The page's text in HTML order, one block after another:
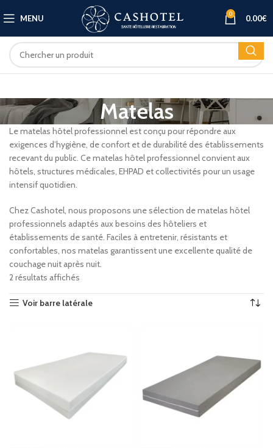
MENU 0 0.00€
Matelas
Le matelas hôtel professionnel est conçu pour répondre aux
exigences d’hygiène, de confort et de durabilité des établissements
recevant du public. Ce matelas hôtel professionnel convient aux
hôtels, structures médicales, EHPAD et collectivités pour un usage
intensif quotidien.
Chez Cashotel, nous proposons une sélection de matelas hôtel
professionnels adaptés aux besoins des hôteliers et
établissements de santé. Faciles à entretenir, résistants et
confortables, nos matelas garantissent une excellente qualité de
couchage nuit après nuit.
2 résultats affichés
Voir barre latérale